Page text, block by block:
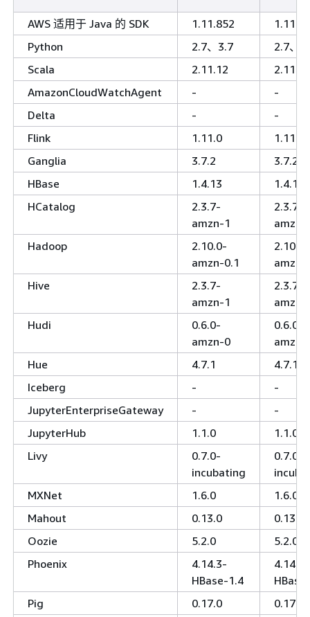
AWS 适用于 Java 的 SDK 1.11.852
Python
2.7、3.7
2.7、
Scala
2.11.12
2.11.12
AmazonCloudWatchAgent
-
-
Delta
-
-
Flink
1.11.0
1.11.0
Ganglia
3.7.2
3.7.2
HBase
1.4.13
1.4.13
HCatalog
2.3.7-
amzn-1
2.3.7-
amzn-
Hadoop
2.10.0-
amzn-0.1
2.10.0-
amzn-
Hive
2.3.7-
amzn-1
2.3.7-
amzn-
Hudi
0.6.0-
amzn-0
0.6.0-
amzn-
Hue
4.7.1
4.7.1
Iceberg
-
-
JupyterEnterpriseGateway
-
-
JupyterHub
1.1.0
1.1.0
Livy
0.7.0-
incubating
0.7.0-
MXNet
1.6.0
1.6.0
Mahout
0.13.0
0.13.0
Oozie
5.2.0
5.2.0
Phoenix
4.14.3-
HBase-1.4
4.14.3-
Pig
0.17.0
0.17.0